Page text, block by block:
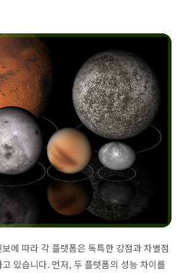
에 따라 각 플랫폼은 독특한 강점과 차별점
있습니다. 먼저, 두 플랫폼의 성능 차이를